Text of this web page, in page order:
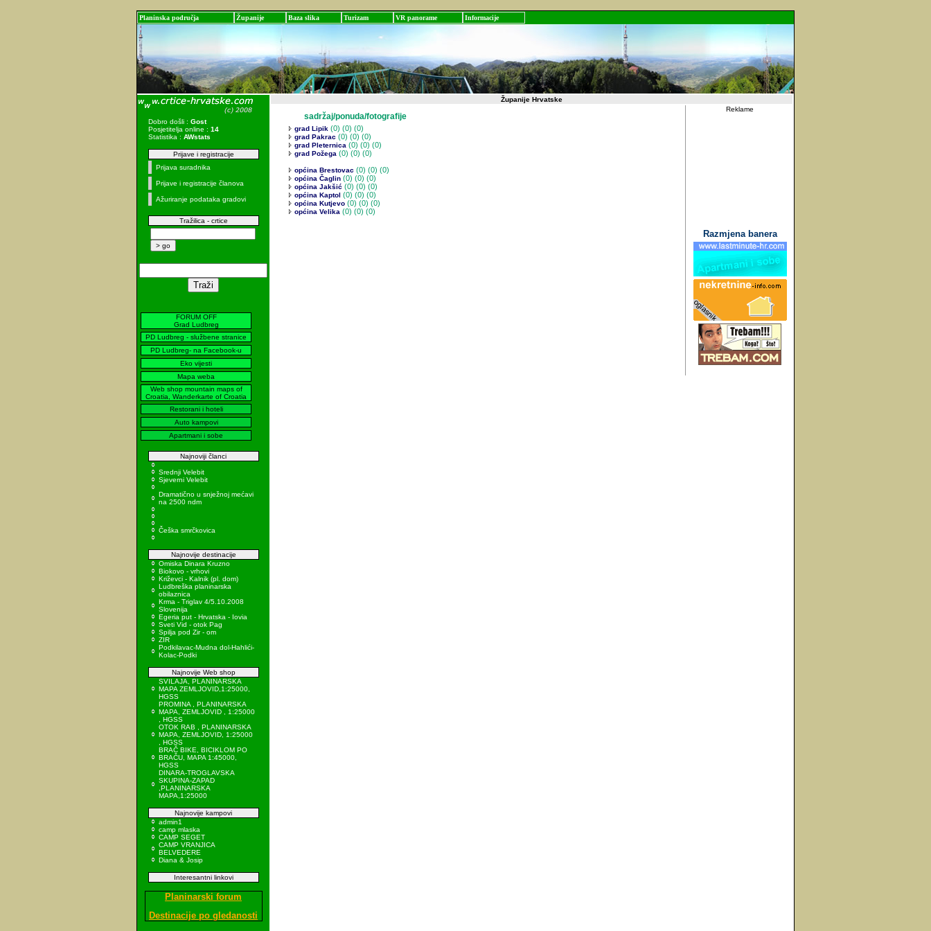
Planinska područja Županije Baza slika Turizam VR panorame Informacije
Dobro došli : Gost
Posjetitelja online : 14
Statistika : AWstats
Prijave i registracije
Prijava suradnika
Prijave i registracije članova
Ažuriranje podataka gradovi
Tražilica - crtice
FORUM OFF
Grad Ludbreg
PD Ludbreg - službene stranice
PD Ludbreg- na Facebook-u
Eko vijesti
Mapa weba
Web shop mountain maps of
Croatia, Wanderkarte of Croatia
Restorani i hoteli
Auto kampovi
Apartmani i sobe
Najnoviji članci
Srednji Velebit
Sjeverni Velebit
Dramatično u snježnoj mećavi
na 2500 ndm
Češka smrčkovica
Najnovije destinacije
Omiska Dinara Kruzno
Biokovo - vrhovi
Križevci - Kalnik (pl. dom)
Ludbreška planinarska
obilaznica
Krma - Triglav 4/5.10.2008
Slovenija
Egeria put - Hrvatska - Iovia
Sveti Vid - otok Pag
Spilja pod Zir - om
ZIR
Podkilavac-Mudna dol-Hahlići-
Kolac-Podki
Najnovije Web shop
SVILAJA, PLANINARSKA
MAPA ZEMLJOVID,1:25000,
HGSS
PROMINA , PLANINARSKA
MAPA, ZEMLJOVID , 1:25000
, HGSS
OTOK RAB , PLANINARSKA
MAPA, ZEMLJOVID, 1:25000
, HGSS
BRAČ BIKE, BICIKLOM PO
BRAČU, MAPA 1:45000,
HGSS
DINARA-TROGLAVSKA
SKUPINA-ZAPAD
,PLANINARSKA
MAPA,1:25000
Najnovije kampovi
admin1
camp mlaska
CAMP SEGET
CAMP VRANJICA
BELVEDERE
Diana & Josip
Interesantni linkovi
Planinarski forum
Destinacije po gledanosti
Županije Hrvatske
sadržaj/ponuda/fotografije
grad Lipik (0) (0) (0)
grad Pakrac (0) (0) (0)
grad Pleternica (0) (0) (0)
grad Požega (0) (0) (0)
općina Brestovac (0) (0) (0)
općina Čaglin (0) (0) (0)
općina Jakšić (0) (0) (0)
općina Kaptol (0) (0) (0)
općina Kutjevo (0) (0) (0)
općina Velika (0) (0) (0)
Reklame
Razmjena banera